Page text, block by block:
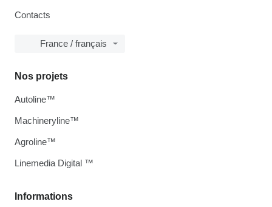
Contacts
France / français
Informations
Nos projets
Autoline™
Machineryline™
Agroline™
Linemedia Digital ™